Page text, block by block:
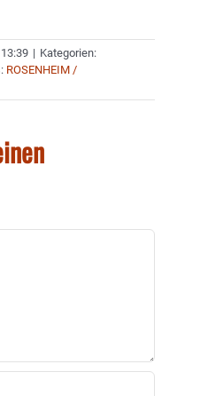
| Kategorien:
ROSENHEIM /